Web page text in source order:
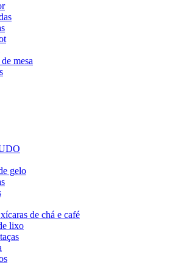
mesa
gelo
de chá e café
lixo